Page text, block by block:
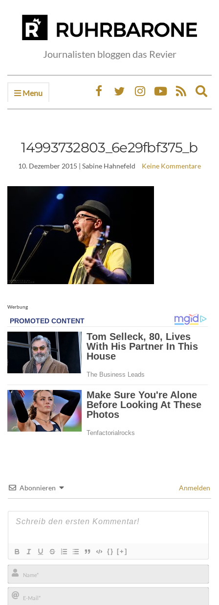
Journalisten bloggen das Revier
Menu
14993732803_6e29fbf375_b
10. Dezember 2015 | Sabine Hahnefeld Keine Kommentare
Werbung
Abonnieren Anmelden
{} [+]
Name*